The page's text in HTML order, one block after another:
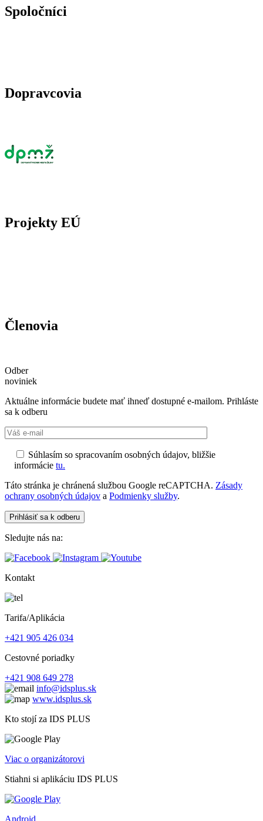
Spoločníci
Dopravcovia
Projekty EÚ
Členovia
Odber
noviniek
Aktuálne informácie budete mať ihneď dostupné e-mailom. Prihláste
sa k odberu
Súhlasím so spracovaním osobných údajov, bližšie
informácie tu.
Táto stránka je chránená službou Google reCAPTCHA. Zásady
ochrany osobných údajov a Podmienky služby.
Sledujte nás na:
Kontakt
Tarifa/Aplikácia
+421 905 426 034
Cestovné poriadky
+421 908 649 278
info@idsplus.sk
www.idsplus.sk
Kto stojí za IDS PLUS
Viac o organizátorovi
Stiahni si aplikáciu IDS PLUS
Android